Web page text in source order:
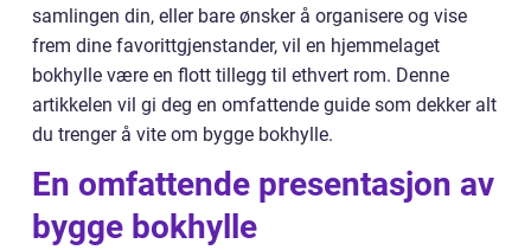
samlingen din, eller bare ønsker å organisere og vise
frem dine favorittgjenstander, vil en hjemmelaget
bokhylle være en flott tillegg til ethvert rom. Denne
artikkelen vil gi deg en omfattende guide som dekker alt
du trenger å vite om bygge bokhylle.
En omfattende presentasjon av
bygge bokhylle